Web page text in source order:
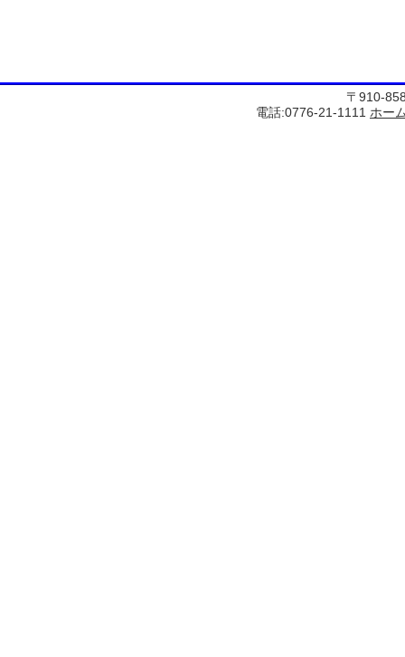
〒910-
電話:0776-21-1111 ホー